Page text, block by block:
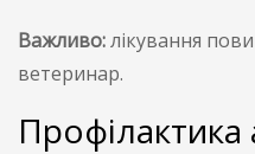
Важливо:лікування
ветеринар.
Профілактика